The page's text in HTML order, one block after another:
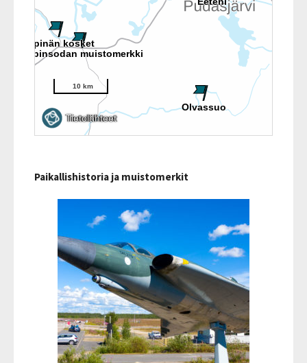
Paikallishistoria ja muistomerkit